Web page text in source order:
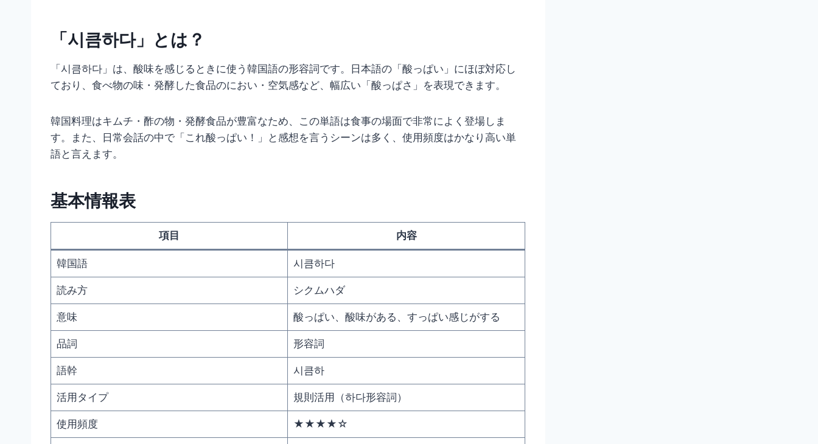
「시큼하다」とは？
「시큼하다」は、酸味を感じるときに使う韓国語の形容詞です。日本語の「酸っぱい」にほぼ対応し
ており、食べ物の味・発酵した食品のにおい・空気感など、幅広い「酸っぱさ」を表現できます。
韓国料理はキムチ・酢の物・発酵食品が豊富なため、この単語は食事の場面で非常によく登場しま
す。また、日常会話の中で「これ酸っぱい！」と感想を言うシーンは多く、使用頻度はかなり高い単
語と言えます。
基本情報表
項目 内容
韓国語 시큼하다
読み方 シクムハダ
意味 酸っぱい、酸味がある、すっぱい感じがする
品詞 形容詞
語幹 시큼하
活用タイプ 規則活用（하다形容詞）
使用頻度 ★★★★☆